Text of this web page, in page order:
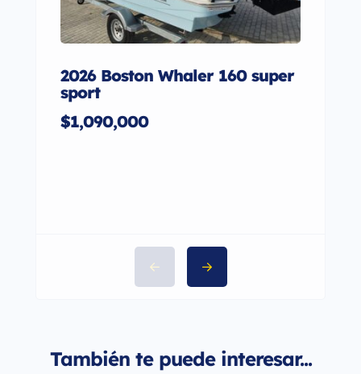
2026 Boston Whaler 160 super
sport
$1,090,000
También te puede interesar...